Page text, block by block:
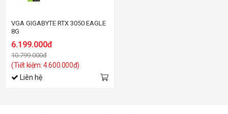
VGA GIGABYTE RTX 3050 EAGLE
8G
6.199.000đ
10.799.000đ
(Tiết kiệm: 4.600.000đ)
Liên hệ